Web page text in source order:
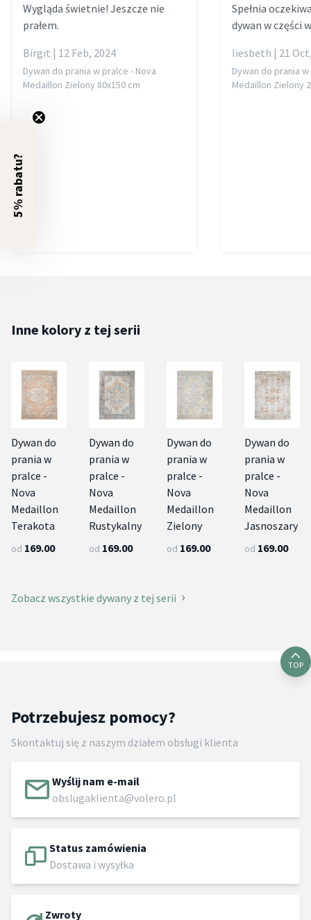
Wygląda świetnie! Jeszcze nie
prałem.
Birgit | 12 Feb, 2024
Dywan do prania w pralce - Nova
Medaillon Zielony 80x150 cm
Spełnia
dywan w części
liesbeth | 21
Dywan do prania
Medaillon Zielony
Inne kolory z tej serii
Dywan do
prania w
pralce -
Nova
Medaillon
Terakota
od 169.00
Dywan do
prania w
pralce -
Nova
Medaillon
Rustykalny
od 169.00
Dywan do
prania w
pralce -
Nova
Medaillon
Zielony
od 169.00
Dywan do
prania w
pralce -
Nova
Medaillon
Jasnoszary
od 169.00
Zobacz wszystkie dywany z tej serii
TOP
Potrzebujesz pomocy?
Skontaktuj się z naszym działem obsługi klienta
Wyślij nam e-mail
obslugaklienta@volero.pl
Status zamówienia
Dostawa i wysyłka
Zwroty
5% rabatu?